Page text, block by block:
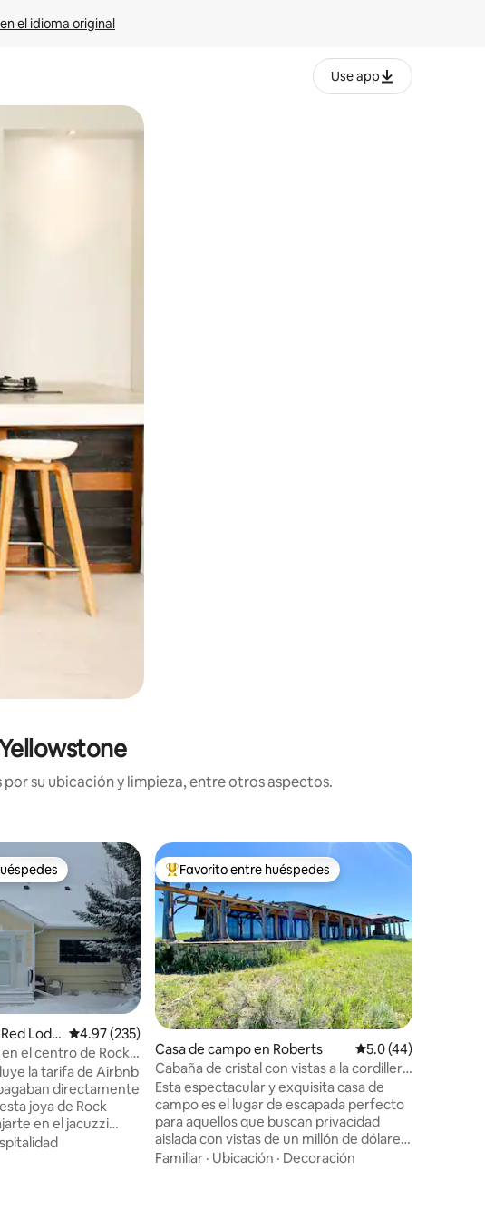
el idioma original
Use app
abajo, o bien tocando y deslizando la pantalla.
su ubicación y limpieza, entre otros aspectos.
evaluaciones
entre huéspedes
Lodg Calificación promedio: 4.97 de 5; 235 evaluaciones
4.97 (235)
el centro de Rock
la tarifa de Airbnb
directamente
en el jacuzzi
de las vistas.
De los mejores en Favorito entre huéspedes
Favorito entre huéspedes
Casa de campo en Roberts Calificación
5.0 (44)
Cabaña de cristal con vistas a la cordillera
Beartooth
Esta espectacular y exquisita casa de
campo es el lugar de escapada perfecto
para aquellos que buscan privacidad
aislada con vistas de un millón de dólares.
Ubicada en lo alto de una colina con
Familiar · Ubicación · Decoración